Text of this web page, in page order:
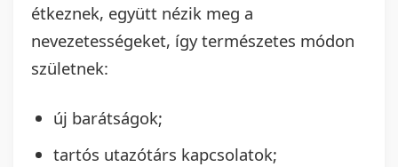
étkeznek, együtt nézik meg a
nevezetességeket, így természetes módon
születnek:
új barátságok;
tartós utazótárs kapcsolatok;